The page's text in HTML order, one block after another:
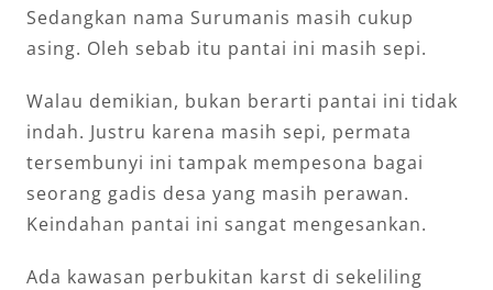
Sedangkan nama Surumanis masih cukup
asing. Oleh sebab itu pantai ini masih sepi.
Walau demikian, bukan berarti pantai ini tidak
indah. Justru karena masih sepi, permata
tersembunyi ini tampak mempesona bagai
seorang gadis desa yang masih perawan.
Keindahan pantai ini sangat mengesankan.
Ada kawasan perbukitan karst di sekeliling